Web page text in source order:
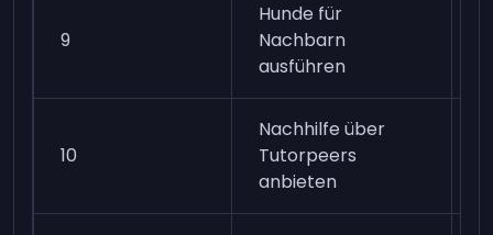
9
Hunde für
Nachbarn
ausführen
10
Nachhilfe über
Tutorpeers
anbieten